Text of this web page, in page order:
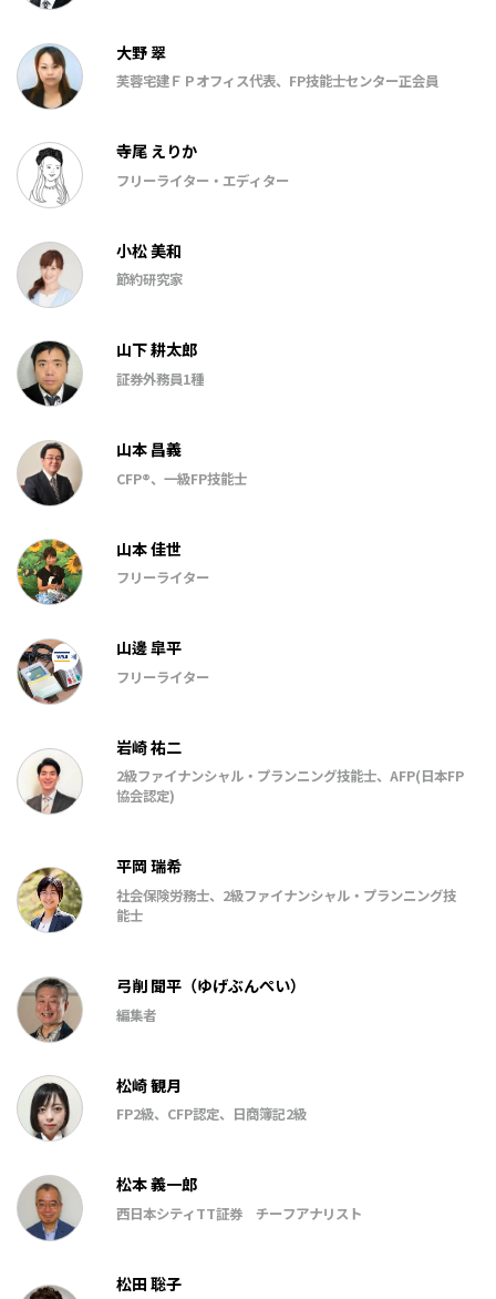
大野 翠
芙蓉宅建ＦＰオフィス代表、FP技能士センター正会員
寺尾 えりか
フリーライター・エディター
小松 美和
節約研究家
山下 耕太郎
証券外務員1種
山本 昌義
CFP®、一級FP技能士
山本 佳世
フリーライター
山邊 皐平
フリーライター
岩崎 祐二
2級ファイナンシャル・プランニング技能士、AFP(日本FP
協会認定)
平岡 瑞希
社会保険労務士、2級ファイナンシャル・プランニング技
能士
弓削 聞平（ゆげぶんぺい）
編集者
松崎 観月
FP2級、CFP認定、日商簿記2級
松本 義一郎
西日本シティTT証券 チーフアナリスト
松田 聡子